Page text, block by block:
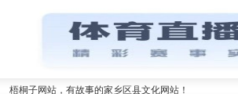
梧桐子网站，有故事的家乡区县文化网站！